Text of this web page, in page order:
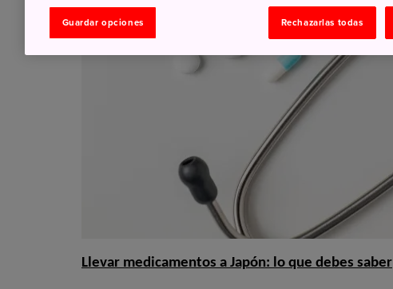
Llevar medicamentos a Japón: lo que debes saber
Guardar opciones Rechazarlas todas